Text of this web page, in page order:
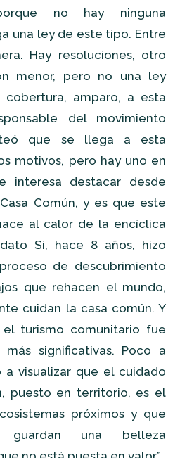
no hay ninguna
una ley de este tipo. Entre
Hay resoluciones, otro
menor, pero no una ley
amparo, a esta
del movimiento
que se llega a esta
motivos, pero hay uno en
interesa destacar desde
Común, y es que este
al calor de la encíclica
Sí, hace 8 años, hizo
de descubrimiento
que rehacen el mundo,
cuidan la casa común. Y
turismo comunitario fue
significativas. Poco a
visualizar que el cuidado
puesto en territorio, es el
próximos y que
guardan una belleza